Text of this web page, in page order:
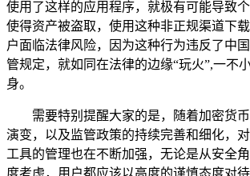
使用了这样的应用程序，就极有可能导致
使得资产被盗取，使用这种非正规渠道下
户面临法律风险，因为这种行为违反了中
管规定，就如同在法律的边缘“玩火”,一不
身。
需要特别提醒大家的是，随着加密货
演变，以及监管政策的持续完善和细化，
工具的管理也在不断加强，无论是从安全
度考虑，用户都应该以高度的谨慎态度对